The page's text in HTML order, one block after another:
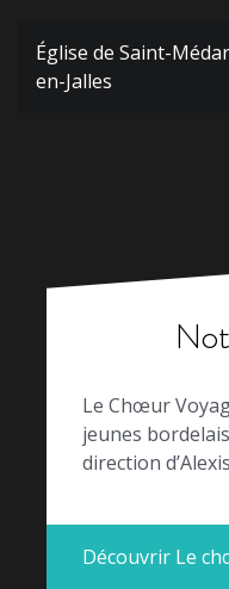
Navigation
de
Église de Saint-
en-Jalles
Le Chœur
jeunes
direction
Découvrir Le